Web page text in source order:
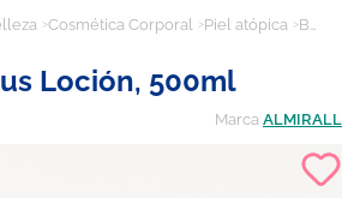
Cosmética Corporal Piel atópica Balneum Plus Loción, 500ml
Loción, 500ml
Marca ALMIRALL